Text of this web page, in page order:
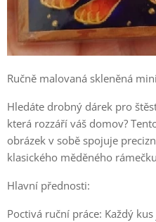
Ručně malovaná skleněná
Hledáte drobný dárek pro
která rozzáří váš domov?
obrázek v sobě spojuje
klasického měděného
Hlavní přednosti:
Poctivá ruční práce: Každý